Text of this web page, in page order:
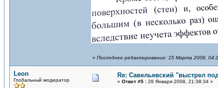
« Последнее редактирование: 15 Марта 2008,
Leon
Глобальный модератор
Re: Савельевский "выстрел
« Ответ #5 : 28 Января 2008, 21:38:34 »